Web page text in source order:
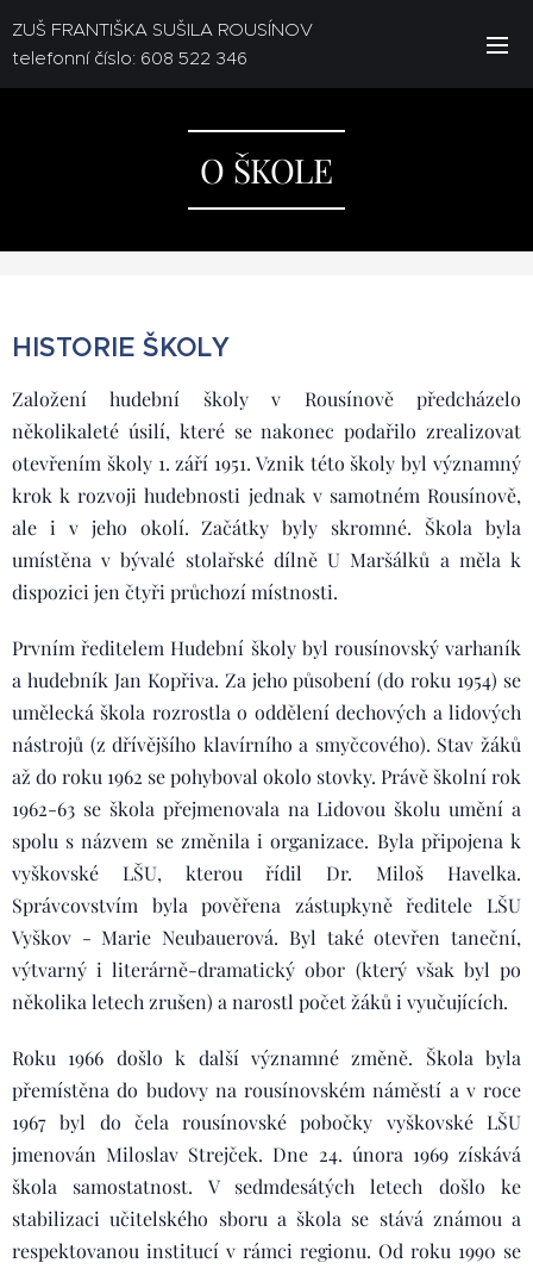
ZUŠ FRANTIŠKA SUŠILA ROUSÍNOV
telefonní číslo: 608 522 346
O ŠKOLE
HISTORIE ŠKOLY
Založení hudební školy v Rousínově předcházelo
několikaleté úsilí, které se nakonec podařilo zrealizovat
otevřením školy 1. září 1951. Vznik této školy byl významný
krok k rozvoji hudebnosti jednak v samotném Rousínově,
ale i v jeho okolí. Začátky byly skromné. Škola byla
umístěna v bývalé stolařské dílně U Maršálků a měla k
dispozici jen čtyři průchozí místnosti.
Prvním ředitelem Hudební školy byl rousínovský varhaník
a hudebník Jan Kopřiva. Za jeho působení (do roku 1954) se
umělecká škola rozrostla o oddělení dechových a lidových
nástrojů (z dřívějšího klavírního a smyčcového). Stav žáků
až do roku 1962 se pohyboval okolo stovky. Právě školní rok
1962-63 se škola přejmenovala na Lidovou školu umění a
spolu s názvem se změnila i organizace. Byla připojena k
vyškovské LŠU, kterou řídil Dr. Miloš Havelka.
Správcovstvím byla pověřena zástupkyně ředitele LŠU
Vyškov - Marie Neubauerová. Byl také otevřen taneční,
výtvarný i literárně-dramatický obor (který však byl po
několika letech zrušen) a narostl počet žáků i vyučujících.
Roku 1966 došlo k další významné změně. Škola byla
přemístěna do budovy na rousínovském náměstí a v roce
1967 byl do čela rousínovské pobočky vyškovské LŠU
jmenován Miloslav Strejček. Dne 24. února 1969 získává
škola samostatnost. V sedmdesátých letech došlo ke
stabilizaci učitelského sboru a škola se stává známou a
respektovanou institucí v rámci regionu. Od roku 1990 se